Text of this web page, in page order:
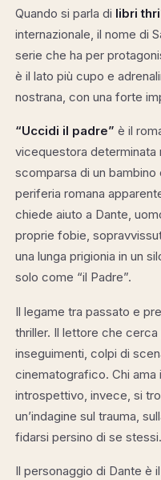
Quando si parla di libri
internazionale, il nome di
serie che ha per
è il lato più cupo e
nostrana, con una forte
“Uccidi il padre” è il
vicequestora determinata
scomparsa di un bambino
periferia romana
chiede aiuto a Dante,
proprie fobie,
una lunga prigionia in un
solo come “il Padre”.
Il legame tra passato e
thriller. Il lettore che
inseguimenti, colpi di
cinematografico. Chi ama
introspettivo, invece, si
un’indagine sul trauma,
fidarsi persino di se stessi.
Il personaggio di Dante è